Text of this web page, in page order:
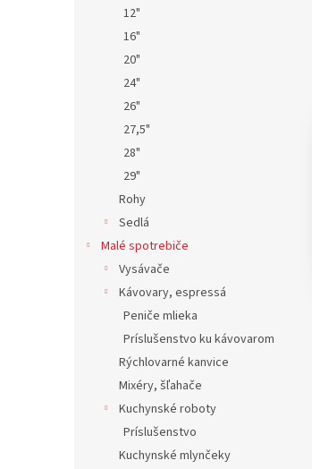
12"
16"
20"
24"
26"
27,5"
28"
29"
Rohy
Sedlá
Malé spotrebiče
Vysávače
Kávovary, espressá
Peniče mlieka
Príslušenstvo ku kávovarom
Rýchlovarné kanvice
Mixéry, šľahače
Kuchynské roboty
Príslušenstvo
Kuchynské mlynčeky